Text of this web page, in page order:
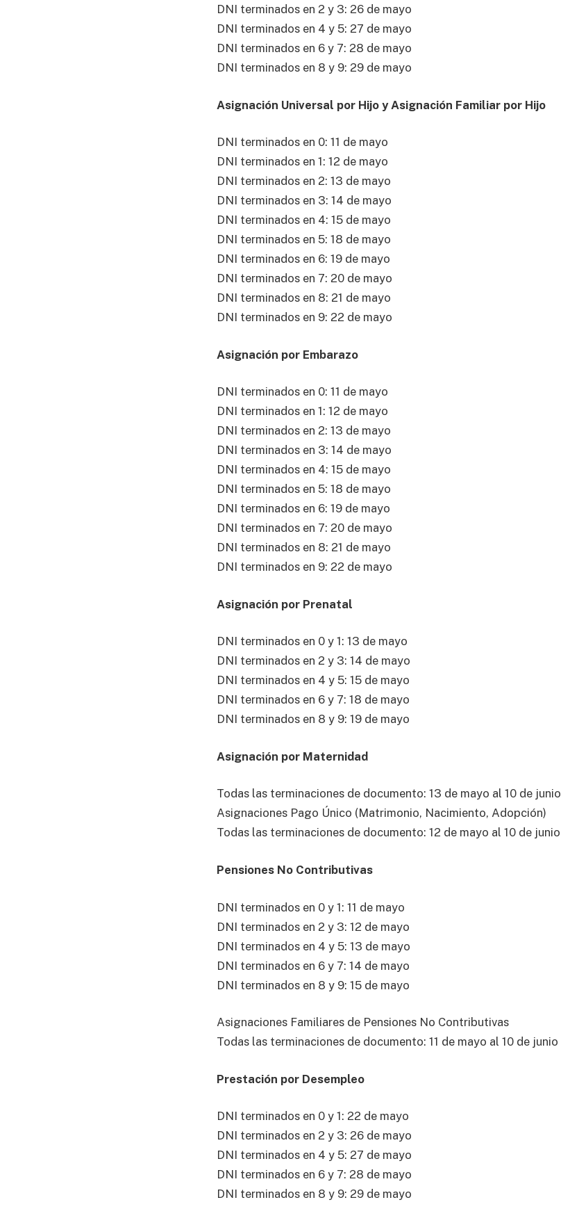
DNI terminados en 2 y 3: 26 de mayo
DNI terminados en 4 y 5: 27 de mayo
DNI terminados en 6 y 7: 28 de mayo
DNI terminados en 8 y 9: 29 de mayo
Asignación Universal por Hijo y Asignación Familiar por Hijo
DNI terminados en 0: 11 de mayo
DNI terminados en 1: 12 de mayo
DNI terminados en 2: 13 de mayo
DNI terminados en 3: 14 de mayo
DNI terminados en 4: 15 de mayo
DNI terminados en 5: 18 de mayo
DNI terminados en 6: 19 de mayo
DNI terminados en 7: 20 de mayo
DNI terminados en 8: 21 de mayo
DNI terminados en 9: 22 de mayo
Asignación por Embarazo
DNI terminados en 0: 11 de mayo
DNI terminados en 1: 12 de mayo
DNI terminados en 2: 13 de mayo
DNI terminados en 3: 14 de mayo
DNI terminados en 4: 15 de mayo
DNI terminados en 5: 18 de mayo
DNI terminados en 6: 19 de mayo
DNI terminados en 7: 20 de mayo
DNI terminados en 8: 21 de mayo
DNI terminados en 9: 22 de mayo
Asignación por Prenatal
DNI terminados en 0 y 1: 13 de mayo
DNI terminados en 2 y 3: 14 de mayo
DNI terminados en 4 y 5: 15 de mayo
DNI terminados en 6 y 7: 18 de mayo
DNI terminados en 8 y 9: 19 de mayo
Asignación por Maternidad
Todas las terminaciones de documento: 13 de mayo al 10 de junio
Asignaciones Pago Único (Matrimonio, Nacimiento, Adopción)
Todas las terminaciones de documento: 12 de mayo al 10 de junio
Pensiones No Contributivas
DNI terminados en 0 y 1: 11 de mayo
DNI terminados en 2 y 3: 12 de mayo
DNI terminados en 4 y 5: 13 de mayo
DNI terminados en 6 y 7: 14 de mayo
DNI terminados en 8 y 9: 15 de mayo
Asignaciones Familiares de Pensiones No Contributivas
Todas las terminaciones de documento: 11 de mayo al 10 de junio
Prestación por Desempleo
DNI terminados en 0 y 1: 22 de mayo
DNI terminados en 2 y 3: 26 de mayo
DNI terminados en 4 y 5: 27 de mayo
DNI terminados en 6 y 7: 28 de mayo
DNI terminados en 8 y 9: 29 de mayo